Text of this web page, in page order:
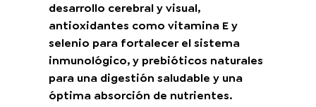
desarrollo cerebral y visual,
antioxidantes como vitamina E y
selenio para fortalecer el sistema
inmunológico, y prebióticos naturales
para una digestión saludable y una
óptima absorción de nutrientes.